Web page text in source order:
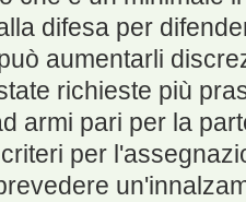
difesa per
aumentarli
richieste più
armi pari per la
per